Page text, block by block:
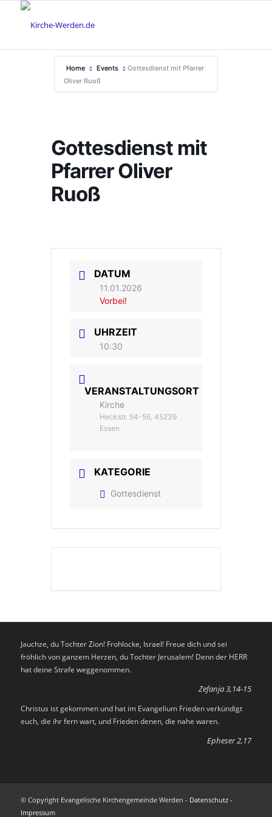
Home Events
Gottesdienst mit Pfarrer
Oliver Ruoß
Gottesdienst mit
Pfarrer Oliver
Ruoß
DATUM
11.01.2026
Vorbei!
UHRZEIT
10:30
VERANSTALTUNGSORT
Kirche
Heckstr. 54-56, 45239
Essen
KATEGORIE
Gottesdienst
Jauchze, du Tochter Zion! Frohlocke, Israel! Freue dich und sei
fröhlich von ganzem Herzen, du Tochter Jerusalem! Denn der HERR
hat deine Strafe weggenommen.
Zefanja 3,14-15
Christus ist gekommen und hat im Evangelium Frieden verkündigt
euch, die ihr fern wart, und Frieden denen, die nahe waren.
Epheser 2,17
© Copyright Evangelische Kirchengemeinde Werden - Datenschutz-
Impressum